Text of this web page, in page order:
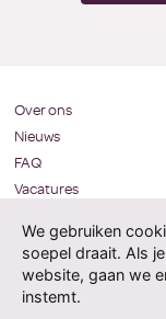
Over ons
Nieuws
FAQ
Vacatures
We gebruiken
soepel draait. Als
website, gaan we
instemt.